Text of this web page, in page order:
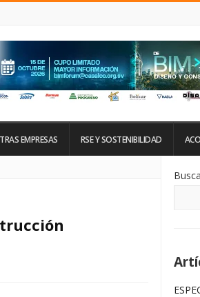
EMPRESAS RSE Y SOSTENIBILIDAD
De
La